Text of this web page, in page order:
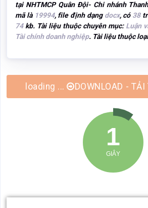
tại NHTMCP Quân Đội- Chi nhánh
mã là 19994, file định dạng docx, có 38
74kb. Tài liệu thuộc chuyên mục: Luận
Tài chính doanh nghiệp. Tài liệu thuộc
DOWNLOAD - TẢI TÀI